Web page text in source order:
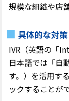
規模な組織や店
具体的な対
IVR（英語の「
日本語では「自
す。）を活用す
ックすることが